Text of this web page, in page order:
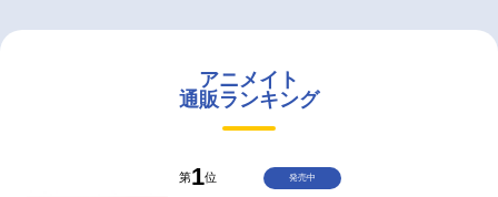
アニメイト
通販ランキング
第1位 発売中